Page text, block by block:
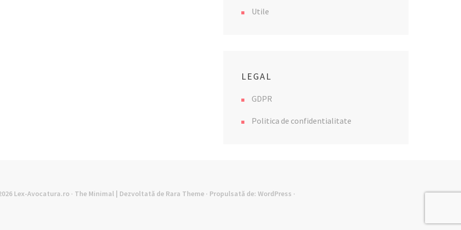
Utile
LEGAL
GDPR
Politica de confidentialitate
Lex-Avocatura.ro · The Minimal | Dezvoltată de Rara Theme · Propulsată de: WordPress ·